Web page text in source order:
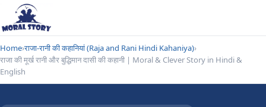
Home›राजा-रानी की कहानियां (Raja and Rani Hindi Kahaniya)›
राजा की मूर्ख रानी और बुद्धिमान दासी की कहानी | Moral & Clever Story in Hindi &
English